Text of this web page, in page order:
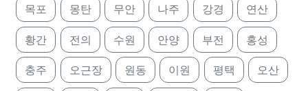
목포 몽탄 무안 나주 강경 연산
황간 전의 수원 안양 부전 홍성
충주 오근장 원동 이원 평택 오산